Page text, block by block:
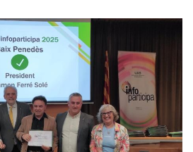
Comarcal Del Baix
Per Primer Cop El
Amb Un 86%
En Transparència